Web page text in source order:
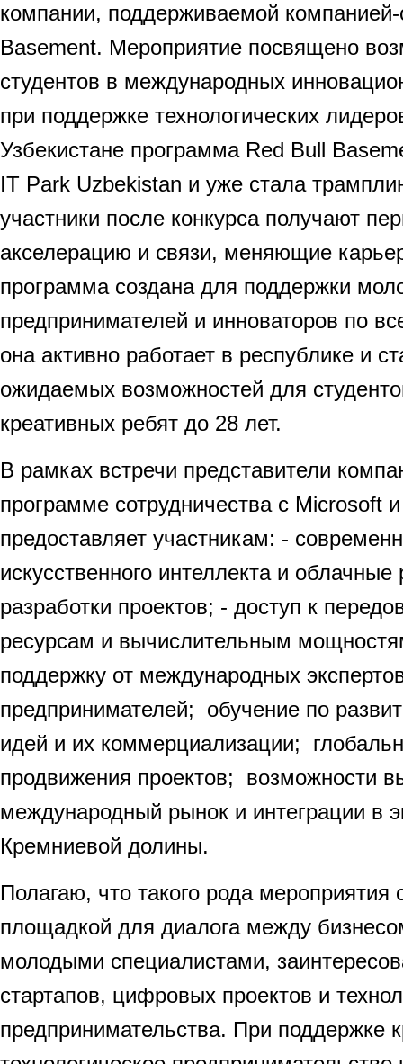
компании, поддерживаемой
Basement. Мероприятие посвящено
студентов в международных
при поддержке технологических
Узбекистане программа Red Bull
IT Park Uzbekistan и уже стала
участники после конкурса получают
акселерацию и связи, меняющие
программа создана для поддержки
предпринимателей и инноваторов по
она активно работает в республике и
ожидаемых возможностей для
креативных ребят до 28 лет.
В рамках встречи представители
программе сотрудничества с Microsoft
предоставляет участникам: -
искусственного интеллекта и
разработки проектов; - доступ к
ресурсам и вычислительным
поддержку от международных
предпринимателей; обучение по
идей и их коммерциализации;
продвижения проектов; возможности
международный рынок и интеграции в
Кремниевой долины.
Полагаю, что такого рода мероприятия
площадкой для диалога между
молодыми специалистами,
стартапов, цифровых проектов и
предпринимательства. При поддержке